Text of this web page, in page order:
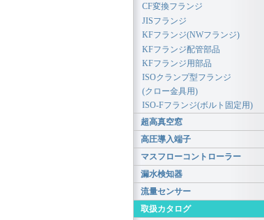
CF変換フランジ
JISフランジ
KFフランジ(NWフランジ)
KFフランジ配管部品
KFフランジ用部品
ISOクランプ型フランジ
(クロー金具用)
ISO-Fフランジ(ボルト固定用)
超高真空窓
高圧導入端子
マスフローコントローラー
漏水検知器
流量センサー
取扱カタログ